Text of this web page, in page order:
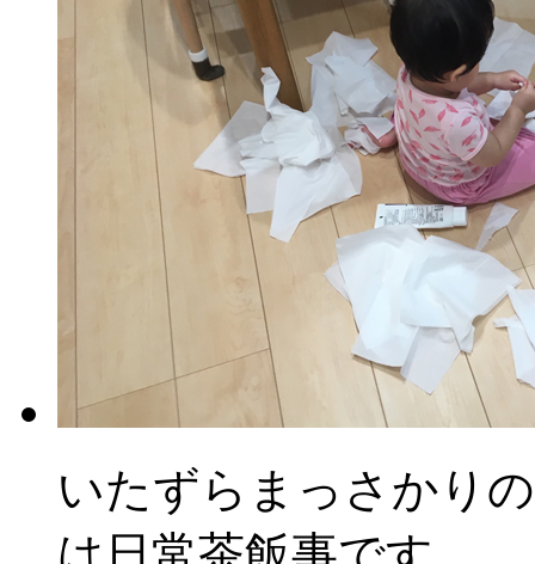
いたずらまっさかり
は日常茶飯事です…。